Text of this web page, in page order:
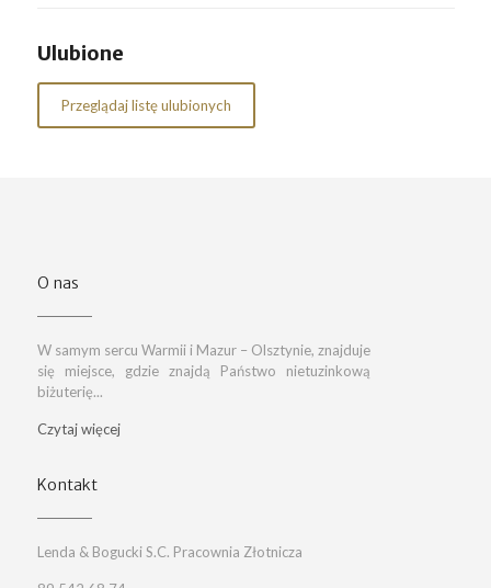
Ulubione
Przeglądaj listę ulubionych
O nas
W samym sercu Warmii i Mazur – Olsztynie, znajduje
się miejsce, gdzie znajdą Państwo nietuzinkową
biżuterię...
Czytaj więcej
Kontakt
Lenda & Bogucki S.C. Pracownia Złotnicza